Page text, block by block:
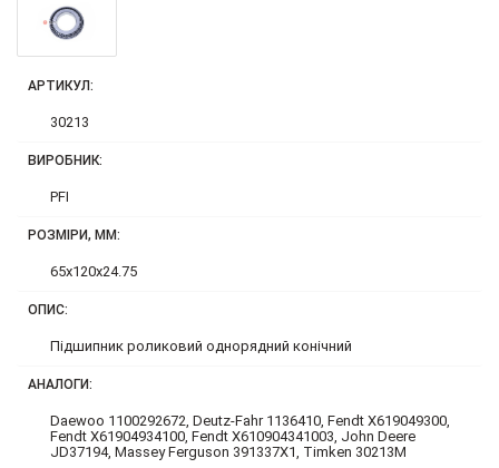
АРТИКУЛ:
30213
ВИРОБНИК:
PFI
РОЗМІРИ, ММ:
65x120x24.75
ОПИС:
Підшипник роликовий однорядний конічний
АНАЛОГИ:
Daewoo 1100292672, Deutz-Fahr 1136410, Fendt X619049300,
Fendt X61904934100, Fendt X610904341003, John Deere
JD37194, Massey Ferguson 391337X1, Timken 30213M